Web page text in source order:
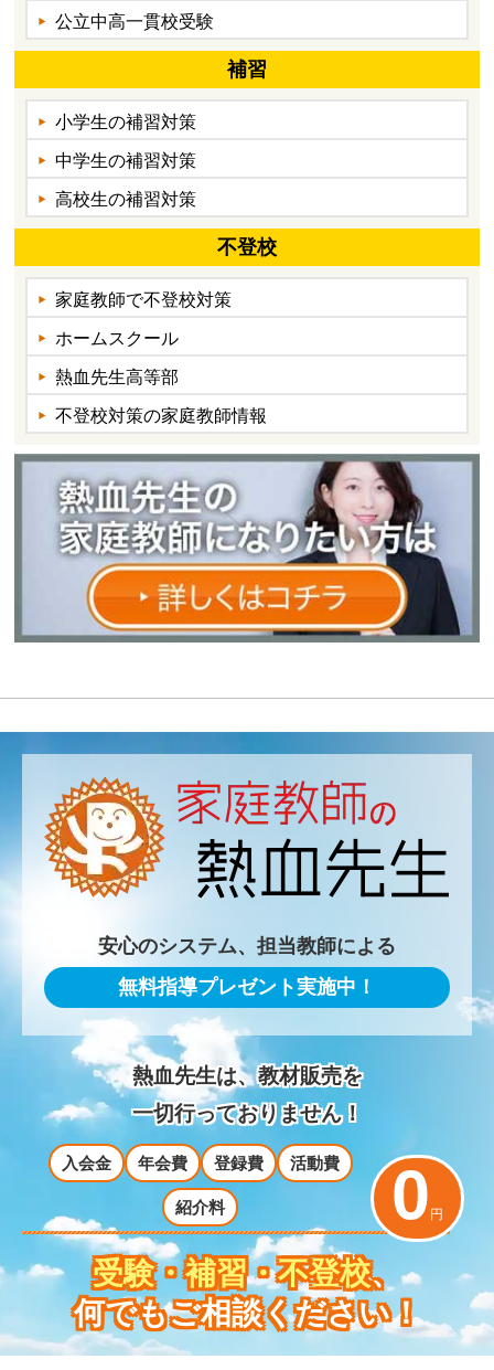
公立中高一貫校受験
補習
小学生の補習対策
中学生の補習対策
高校生の補習対策
不登校
家庭教師で不登校対策
ホームスクール
熱血先生高等部
不登校対策の家庭教師情報
安心のシステム、担当教師による
無料指導プレゼント実施中！
熱血先生は、教材販売を
一切行っておりません！
入会金 年会費 登録費 活動費
紹介料 0 円
受験・補習・不登校、
何でもご相談ください！